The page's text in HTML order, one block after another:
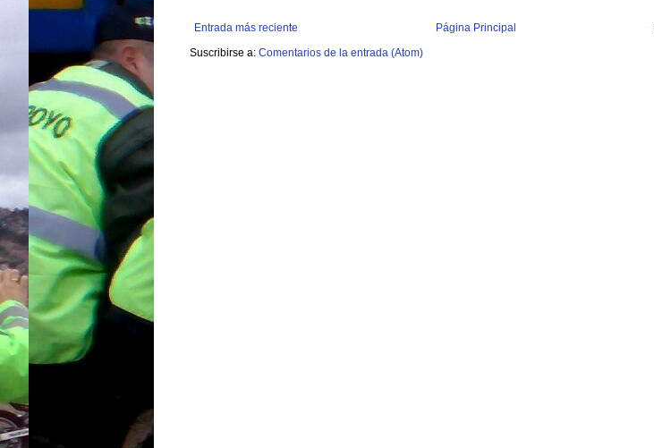
Entrada más reciente
Página Principal
Suscribirse a: Comentarios de la entrada (Atom)